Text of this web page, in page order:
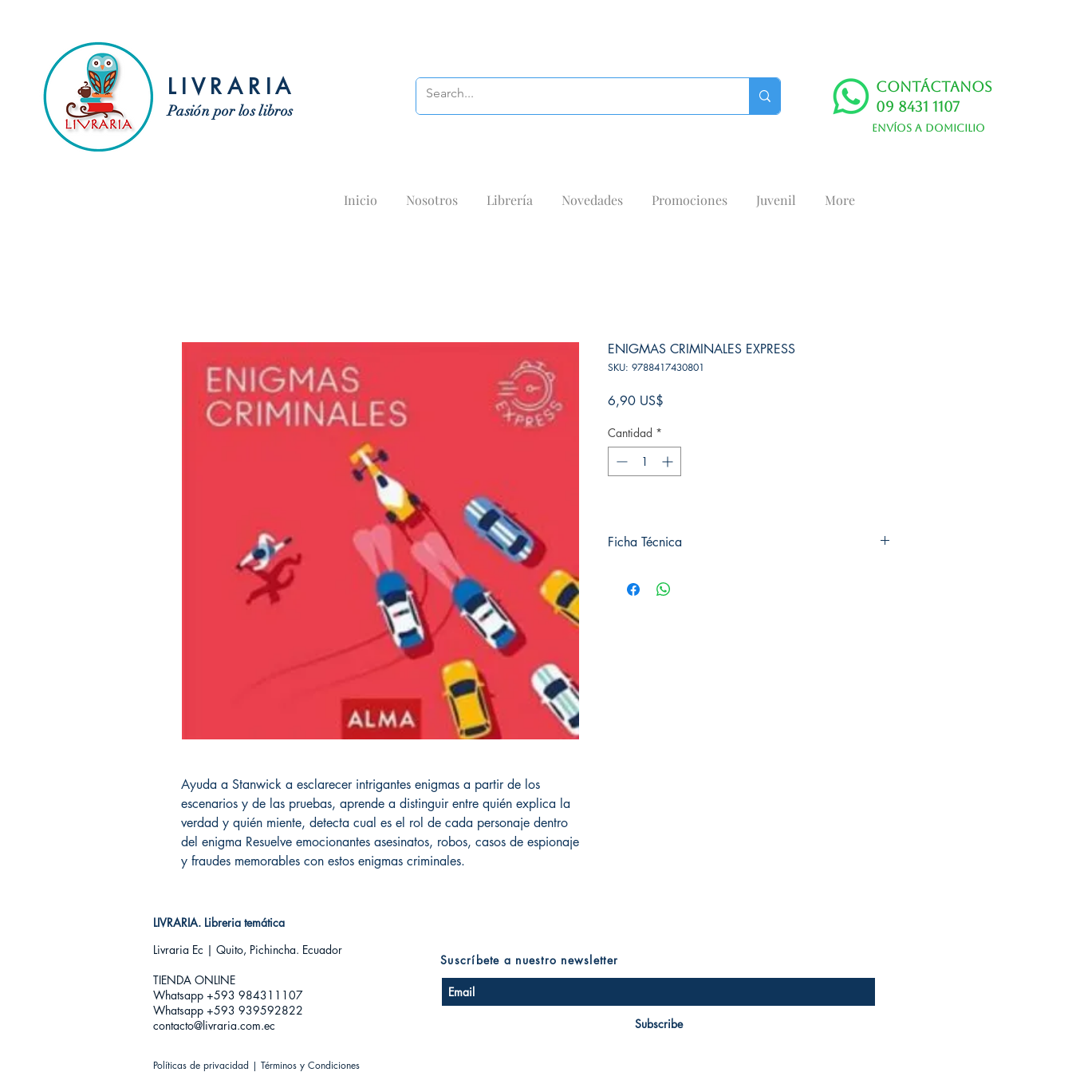
LIVRARIA
Pasión por los libros
Contáctanos
09 8431 1107
Envíos a domicilio
Inicio Nosotros Librería Novedades Promociones Juvenil More
Ayuda a Stanwick a esclarecer intrigantes enigmas a partir de los
escenarios y de las pruebas, aprende a distinguir entre quién explica la
verdad y quién miente, detecta cual es el rol de cada personaje dentro
del enigma Resuelve emocionantes asesinatos, robos, casos de espionaje
y fraudes memorables con estos enigmas criminales.
ENIGMAS CRIMINALES EXPRESS
SKU: 9788417430801
6,90 US$
Cantidad *
Ficha Técnica
Editorial: Alma editorial
LIVRARIA. Libreria temática
Livraria Ec | Quito, Pichincha. Ecuador
TIENDA ONLINE​
Whatsapp +593 984311107
Whatsapp +593 939592822
contacto@livraria.com.ec
Políticas de privacidad | Términos y Condiciones
Subscribe
Suscríbete a nuestro newsletter